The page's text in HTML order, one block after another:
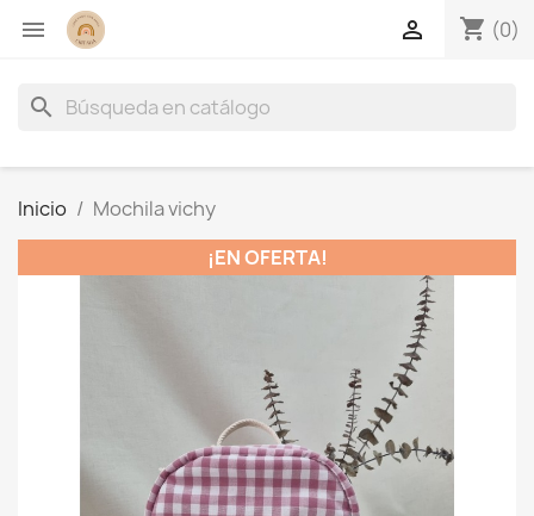
 shopping_cart (0)

search
Inicio
Mochila vichy
¡EN OFERTA!